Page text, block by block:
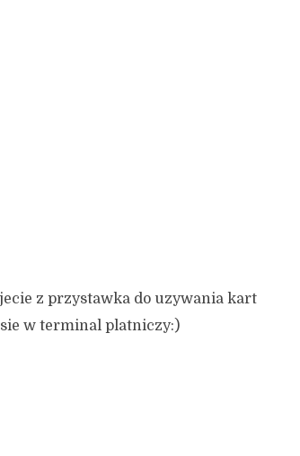
z przystawka do uzywania kart
w terminal platniczy:)